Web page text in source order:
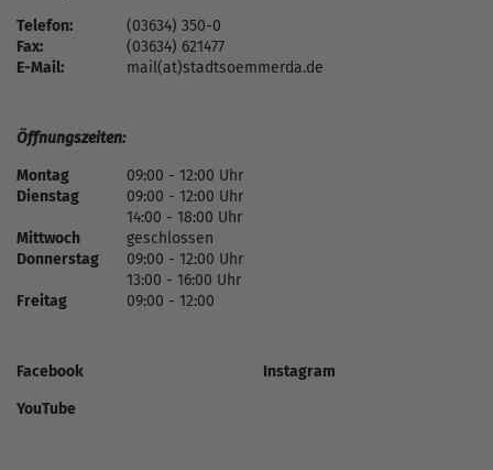
Telefon:
(03634) 350-0
Fax:
(03634) 621477
E-Mail:
mail(at)stadtsoemmerda.de
Öffnungszeiten:
Montag
09:00 - 12:00 Uhr
Dienstag
09:00 - 12:00 Uhr
14:00 - 18:00 Uhr
Mittwoch
geschlossen
Donnerstag
09:00 - 12:00 Uhr
13:00 - 16:00 Uhr
Freitag
09:00 - 12:00
Facebook
Instagram
YouTube